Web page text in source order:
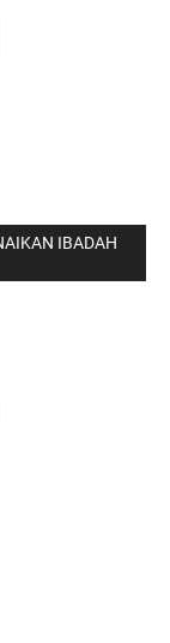
IBADAH